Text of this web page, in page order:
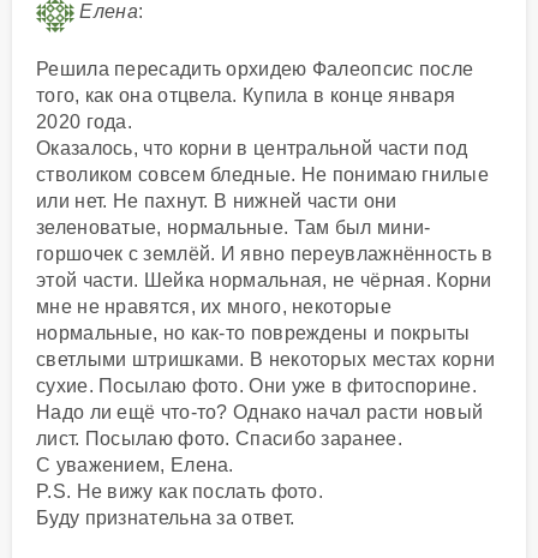
Елена:
Решила пересадить орхидею Фалеопсис после
того, как она отцвела. Купила в конце января
2020 года.
Оказалось, что корни в центральной части под
стволиком совсем бледные. Не понимаю гнилые
или нет. Не пахнут. В нижней части они
зеленоватые, нормальные. Там был мини-
горшочек с землёй. И явно переувлажнённость в
этой части. Шейка нормальная, не чёрная. Корни
мне не нравятся, их много, некоторые
нормальные, но как-то повреждены и покрыты
светлыми штришками. В некоторых местах корни
сухие. Посылаю фото. Они уже в фитоспорине.
Надо ли ещё что-то? Однако начал расти новый
лист. Посылаю фото. Спасибо заранее.
С уважением, Елена.
P.S. Не вижу как послать фото.
Буду признательна за ответ.